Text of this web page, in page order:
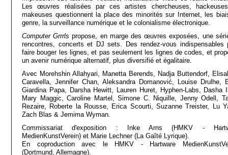
Les œuvres réalisées par ces artistes chercheuses,
makeuses questionnent la place des minorités sur Internet, les
genre, la surveillance numérique et le colonialisme électronique.
Computer Grrrls propose, en marge des œuvres exposées, une
rencontres, concerts et DJ sets. Des rendez-vous indispensables
faire bouger les lignes, et pas seulement les lignes de codes, et
un avenir numérique alternatif, plus diversifié et égalitaire.
Avec Morehshin Allahyari, Manetta Berends, Nadja Buttendorf,
Caravella, Jennifer Chan, Aleksandra Domanović, Louise Drulhe,
Giardina Papa, Darsha Hewitt, Lauren Huret, Hyphen-Labs, Dasha
Mary Maggic, Caroline Martel, Simone C. Niquille, Jenny Odell,
Rezaire, Roberte la Rousse, Erica Scourti, Suzanne Treister, Lu
Zach Blas & Jemima Wyman.
Commissariat d'exposition : Inke Arns (HMKV -
MedienKunstVerein) et Marie Lechner (La Gaîté Lyrique).
En coproduction avec le HMKV - Hartware
(Dortmund, Allemagne).